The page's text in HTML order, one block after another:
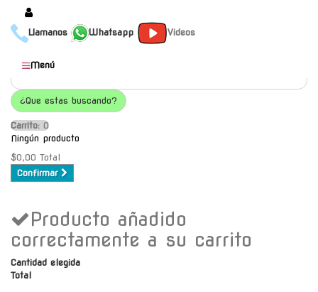
Llamanos Whatsapp Videos
Productos
Populares
Categorías
Marcas
Mayoristas
Contacto
Envío gratis a C.A.B.A. a
partir de $30000
Menú
¿Que estas buscando?
Carrito: O
Ningún producto
$0,00 Total
Confirmar
Producto añadido
correctamente a su carrito
Cantidad elegida
Total